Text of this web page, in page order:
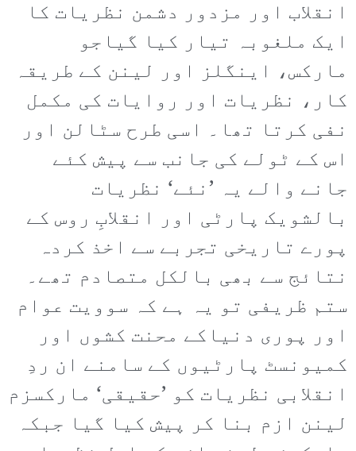
انقلاب اور مزدور دشمن نظریات کا
ایک ملغوبہ تیار کیا گیاجو
مارکس، اینگلز اور لینن کے طریقہ
کار، نظریات اور روایات کی مکمل
نفی کرتا تھا۔ اسی طرح سٹالن اور
اس کے ٹولے کی جانب سے پیش کئے
جانے والے یہ ’نئے‘ نظریات
بالشویک پارٹی اور انقلابِ روس کے
پورے تاریخی تجربے سے اخذ کردہ
نتائج سے بھی بالکل متصادم تھے۔
ستم ظریفی تو یہ ہے کہ سوویت عوام
اور پوری دنیاکے محنت کشوں اور
کمیونسٹ پارٹیوں کے سامنے ان ردِ
انقلابی نظریات کو ’حقیقی‘ مارکسزم
لینن ازم بنا کر پیش کیا گیا جبکہ